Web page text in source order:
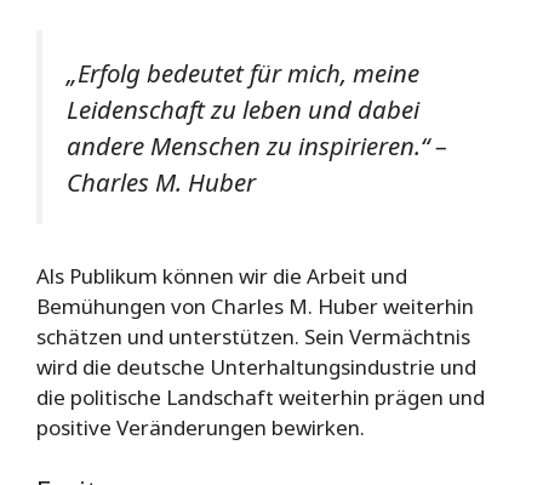
„Erfolg bedeutet für mich, meine
Leidenschaft zu leben und dabei
andere Menschen zu inspirieren.“ –
Charles M. Huber
Als Publikum können wir die Arbeit und
Bemühungen von Charles M. Huber weiterhin
schätzen und unterstützen. Sein Vermächtnis
wird die deutsche Unterhaltungsindustrie und
die politische Landschaft weiterhin prägen und
positive Veränderungen bewirken.